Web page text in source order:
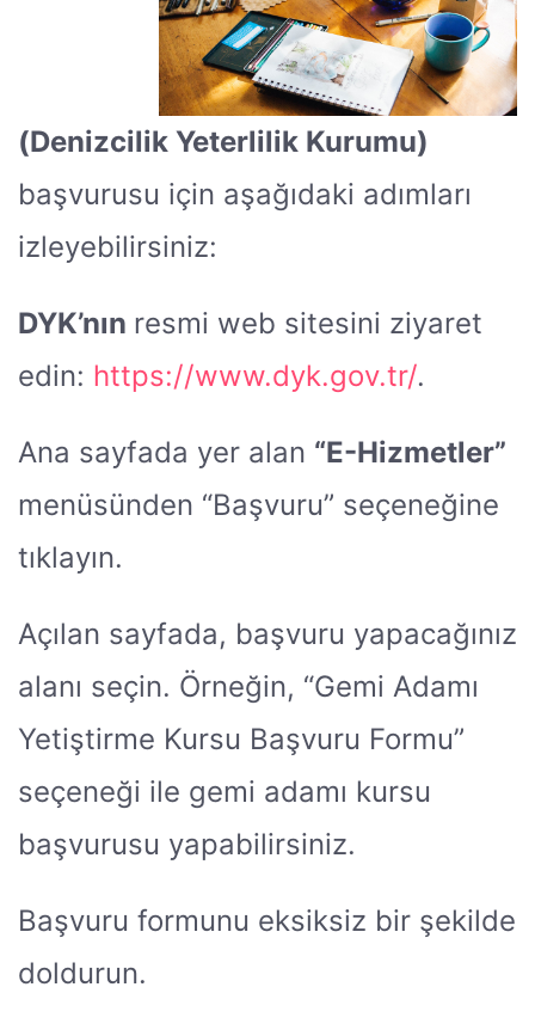
(Denizcilik Yeterlilik Kurumu)
başvurusu için aşağıdaki adımları
izleyebilirsiniz:
DYK’nın resmi web sitesini ziyaret
edin: https://www.dyk.gov.tr/.
Ana sayfada yer alan “E-Hizmetler”
menüsünden “Başvuru” seçeneğine
tıklayın.
Açılan sayfada, başvuru yapacağınız
alanı seçin. Örneğin, “Gemi Adamı
Yetiştirme Kursu Başvuru Formu”
seçeneği ile gemi adamı kursu
başvurusu yapabilirsiniz.
Başvuru formunu eksiksiz bir şekilde
doldurun.